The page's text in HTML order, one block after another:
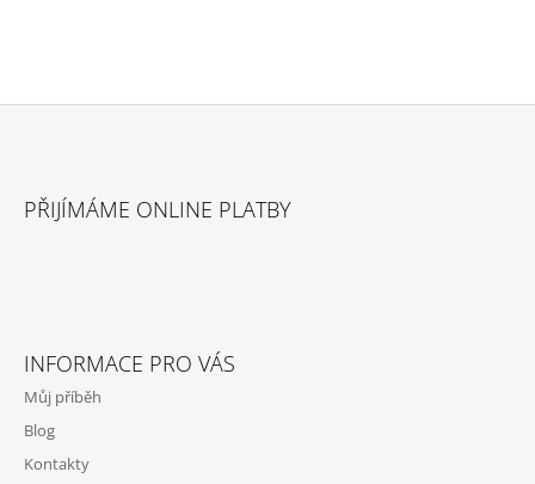
PŘIJÍMÁME ONLINE PLATBY
INFORMACE PRO VÁS
Můj příběh
Blog
Kontakty